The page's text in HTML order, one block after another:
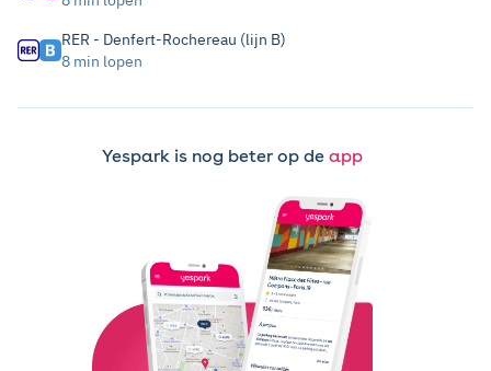
RER - Denfert-Rochereau (lijn B)
8 min lopen
Yespark is nog beter op de app